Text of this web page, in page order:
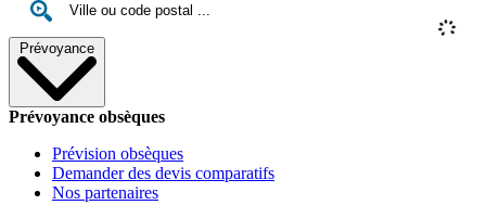
Prévoyance
Prévoyance obsèques
Prévision obsèques
Demander des devis comparatifs
Nos partenaires